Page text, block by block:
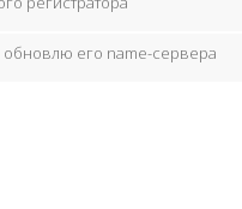
обновлю его name-сервера